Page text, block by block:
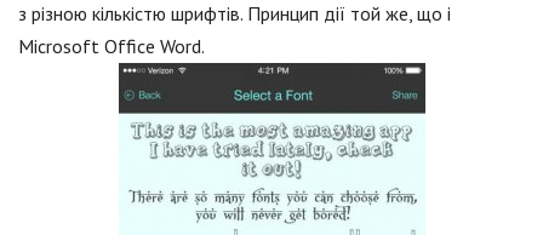
з різною кількістю шрифтів. Принцип дії той же, що і
Microsoft Office Word.